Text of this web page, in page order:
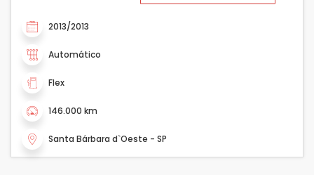
2013/2013
Automático
Flex
146.000 km
Santa Bárbara d`Oeste - SP